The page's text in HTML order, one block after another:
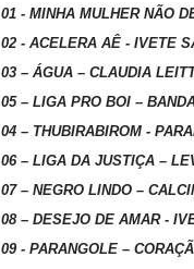
01 - MINHA MULHER NÃO
02 - ACELERA AÊ - IVETE
03 – ÁGUA – CLAUDIA
05 – LIGA PRO BOI –
04 – THUBIRABIROM -
06 – LIGA DA JUSTIÇA –
07 – NEGRO LINDO –
08 – DESEJO DE AMAR -
09 - PARANGOLE –